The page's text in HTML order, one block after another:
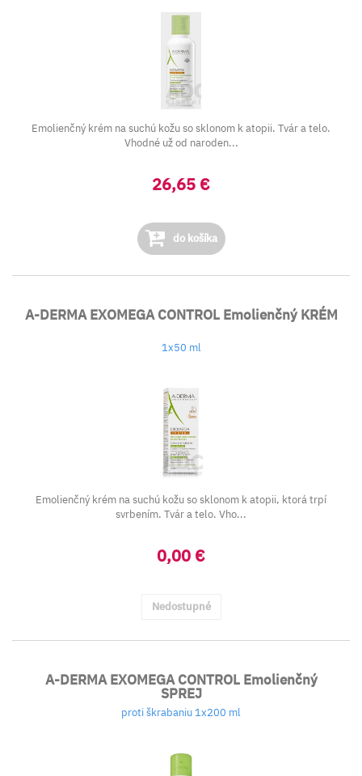
Emolienčný krém na suchú kožu so sklonom k atopii. Tvár a telo.
Vhodné už od naroden...
26,65 €
do košíka
A-DERMA EXOMEGA CONTROL Emolienčný KRÉM
1x50 ml
Emolienčný krém na suchú kožu so sklonom k atopii, ktorá trpí
svrbením. Tvár a telo. Vho...
0,00 €
Nedostupné
A-DERMA EXOMEGA CONTROL Emolienčný
SPREJ
proti škrabaniu 1x200 ml